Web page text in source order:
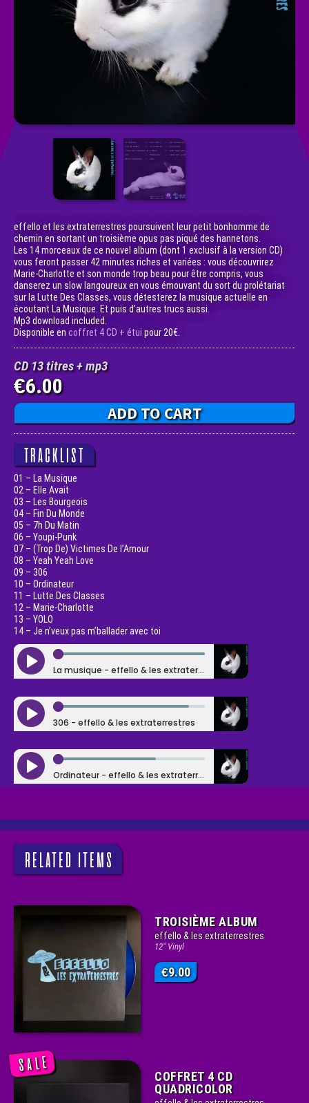
effello et les extraterrestres poursuivent leur petit bonhomme de
chemin en sortant un troisième opus pas piqué des hannetons.
Les 14 morceaux de ce nouvel album (dont 1 exclusif à la version CD)
vous feront passer 42 minutes riches et variées : vous découvrirez
Marie-Charlotte et son monde trop beau pour être compris, vous
danserez un slow langoureux en vous émouvant du sort du prolétariat
sur la Lutte Des Classes, vous détesterez la musique actuelle en
écoutant La Musique. Et puis d’autres trucs aussi.
Mp3 download included.
Disponible en coffret 4 CD + étui pour 20€.
CD 13 titres + mp3
€6.00
ADD TO CART
TRACKLIST
01 – La Musique
02 – Elle Avait
03 – Les Bourgeois
04 – Fin Du Monde
05 – 7h Du Matin
06 – Youpi-Punk
07 – (Trop De) Victimes De l’Amour
08 – Yeah Yeah Love
09 – 306
10 – Ordinateur
11 – Lutte Des Classes
12 – Marie-Charlotte
13 – YOLO
14 – Je n’veux pas m’ballader avec toi
RELATED ITEMS
TROISIÈME ALBUM
effello & les extraterrestres
12" Vinyl
€9.00
COFFRET 4 CD
QUADRICOLOR